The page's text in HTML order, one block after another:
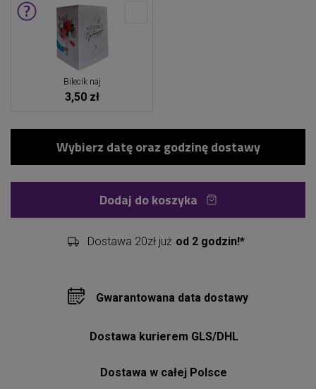
Bilecik naj
3,50 zł
Dodaj do koszyka
Dostawa 20zł już od 2 godzin!*
Gwarantowana data dostawy
Dostawa kurierem GLS/DHL
Dostawa w całej Polsce